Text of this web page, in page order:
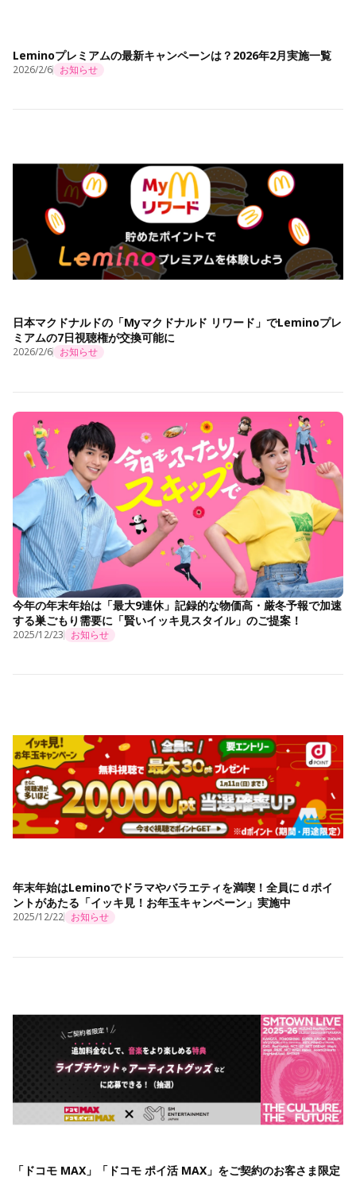
Leminoプレミアムの最新キャンペーンは？2026年2月実施一覧
2026/2/6 お知らせ
日本マクドナルドの「Myマクドナルド リワード」でLeminoプレ
ミアムの7日視聴権が交換可能に
2026/2/6 お知らせ
今年の年末年始は「最大9連休」記録的な物価高・厳冬予報で加速
する巣ごもり需要に「賢いイッキ見スタイル」のご提案！
2025/12/23 お知らせ
年末年始はLeminoでドラマやバラエティを満喫！全員にｄポイ
ントがあたる「イッキ見！お年玉キャンペーン」実施中
2025/12/22 お知らせ
「ドコモ MAX」「ドコモ ポイ活 MAX」をご契約のお客さま限定